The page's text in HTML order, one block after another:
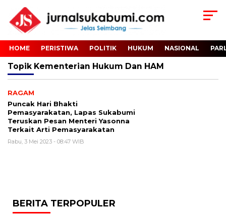
HOME PERISTIWA POLITIK HUKUM NASIONAL
Topik Kementerian Hukum Dan HAM
RAGAM
Puncak Hari Bhakti
Pemasyarakatan, Lapas Sukabumi
Teruskan Pesan Menteri Yasonna
Terkait Arti Pemasyarakatan
Rabu, 3 Mei 2023 - 08:47 WIB
BERITA TERPOPULER